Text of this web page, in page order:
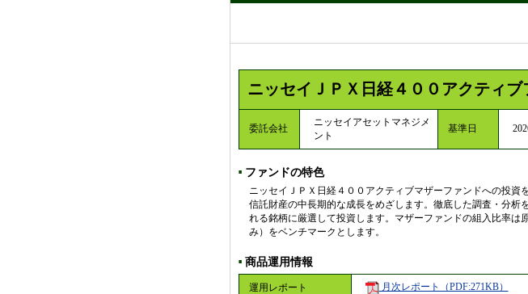
ニッセイＪＰＸ日経４００アクティブ
委託会社
ニッセイアセットマネジメ
ント
基準日
■ファンドの特色
ニッセイＪＰＸ日経４００アクティブマザーファンドへの投資
信託財産の中長期的な成長をめざします。徹底した調査・分
れる銘柄に厳選して投資します。マザーファンドの組入比率
み）をベンチマークとします。
■商品運用情報
運用レポート 月次レポート（PDF:271KB）